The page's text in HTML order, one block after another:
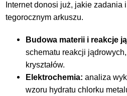
Internet donosi już, jakie zadania
tegorocznym arkuszu.
Budowa materii i reakcje
schematu reakcji
kryształów.
Elektrochemia: analiza
wzoru hydratu chlorku